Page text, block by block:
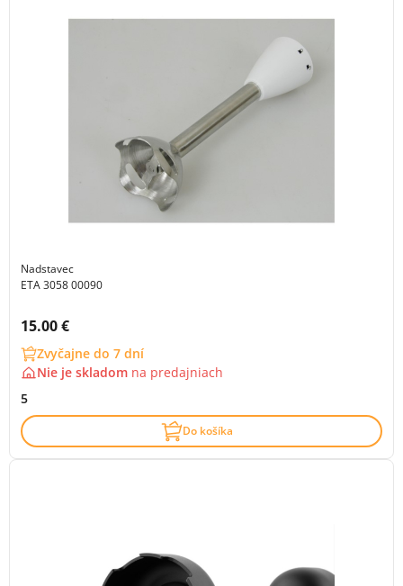
Nadstavec
ETA 3058 00090
Cena s DPH:
15.00 €
Zvyčajne do 7 dní
Nie je skladom na predajniach
5
Do košíka